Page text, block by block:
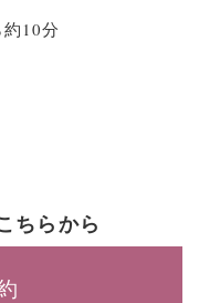
10分
ちらから